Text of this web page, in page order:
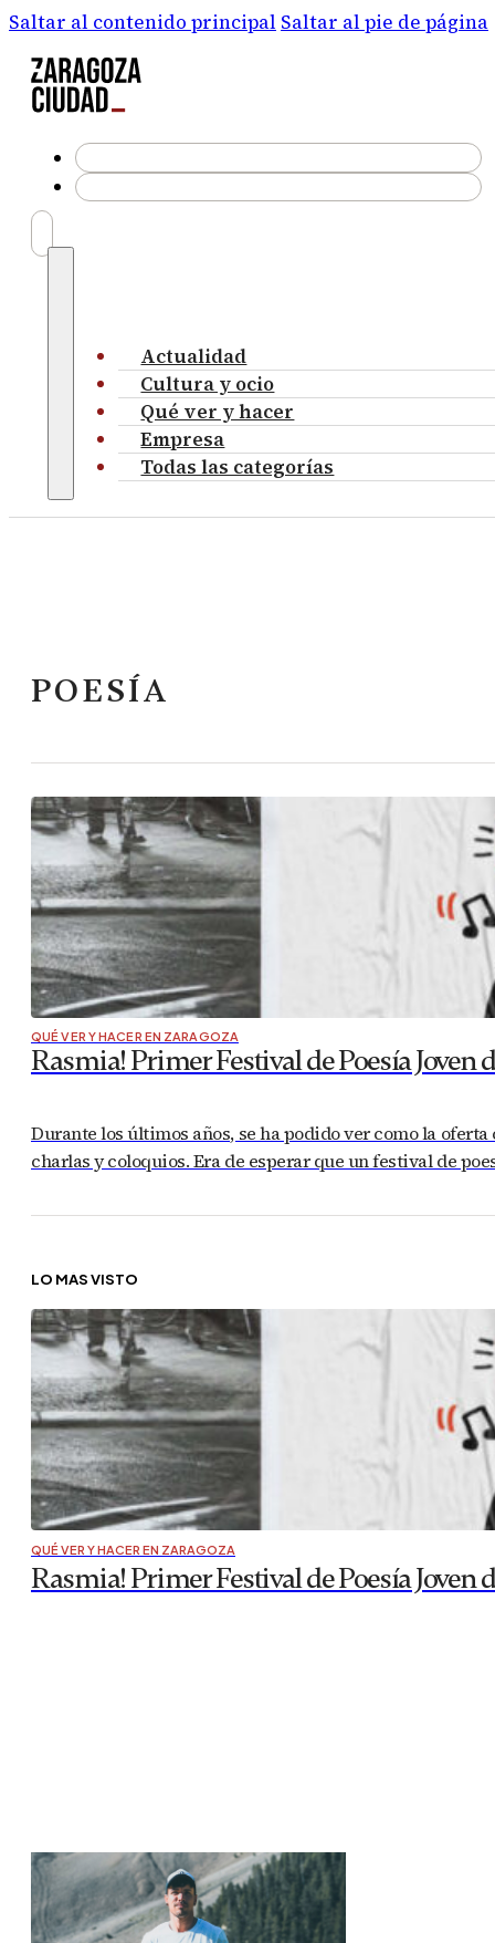
Saltar al contenido principal Saltar al pie de página
Actualidad
Cultura y ocio
Qué ver y hacer
Empresa
Todas las categorías
POESÍA
QUÉ VER Y HACER EN ZARAGOZA
Rasmia! Primer Festival de Poesía Joven
Durante los últimos años, se ha podido ver como la
charlas y coloquios. Era de esperar que un festival de
LO MÁS VISTO
QUÉ VER Y HACER EN ZARAGOZA
Rasmia! Primer Festival de Poesía Joven